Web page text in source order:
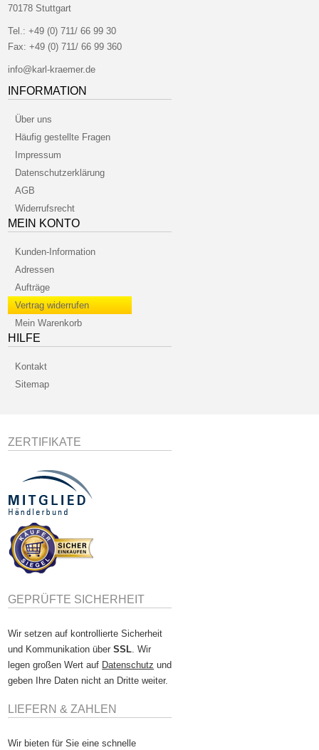
70178 Stuttgart
Tel.:+49 (0) 711/ 66 99 30
Fax: +49 (0) 711/ 66 99 360
info@karl-kraemer.de
INFORMATION
Über uns
Häufig gestellte Fragen
Impressum
Datenschutzerklärung
AGB
Widerrufsrecht
MEIN KONTO
Kunden-Information
Adressen
Aufträge
Vertrag widerrufen
Mein Warenkorb
HILFE
Kontakt
Sitemap
ZERTIFIKATE
GEPRÜFTE SICHERHEIT
Wir setzen auf kontrollierte Sicherheit
und Kommunikation überSSL. Wir
legen großen Wert auf Datenschutz und
geben Ihre Daten nicht an Dritte weiter.
LIEFERN & ZAHLEN
Wir bieten für Sie eine schnelle